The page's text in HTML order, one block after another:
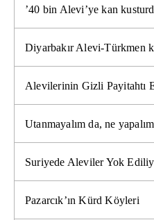
’40 bin Alevi’ye kan
Diyarbakır Alevi-Türkmen
Alevilerinin Gizli Payitahtı
Utanmayalım da, ne
Suriyede Aleviler Yok
Pazarcık’ın Kürd Köyleri